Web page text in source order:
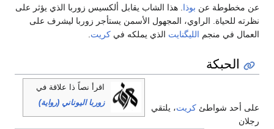
عن مخطوطة عن بوذا . هذا الشاب يقابل ألكسيس زوربا الذي يؤثر على
نظرته للحياة. الراوي، المجهول الأسمن يستأجر زوربا ليشرف على
العمال في منجم الليگنايت الذي يملكه في كريت
الحبكة
اقرأ نصاً ذا علاقة في
زوربا اليوناني (رواية)
على أحد شواطئ كريت، يلتقي
رجلان